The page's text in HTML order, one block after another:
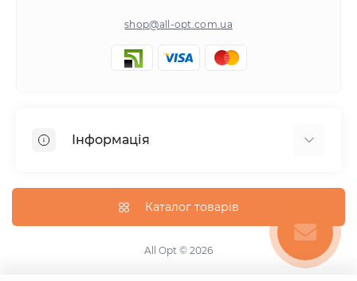
shop@all-opt.com.ua
Інформація
Оплата та доставка
Повернення та обмін
Політика конфіденційності
Каталог товарів
All Opt © 2026